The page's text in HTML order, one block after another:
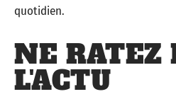
quotidien.
NE RATEZ
L'ACTU